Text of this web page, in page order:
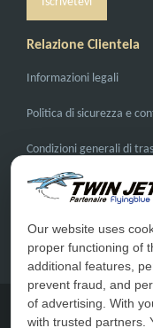
Relazione Clientela
Informazioni legali
Politica di sicurezza e
Condizioni generali di
Condizioni generali di
Contattarci
Our website uses
proper functioning of
additional features,
prevent fraud, and
of advertising. With
with trusted partners.